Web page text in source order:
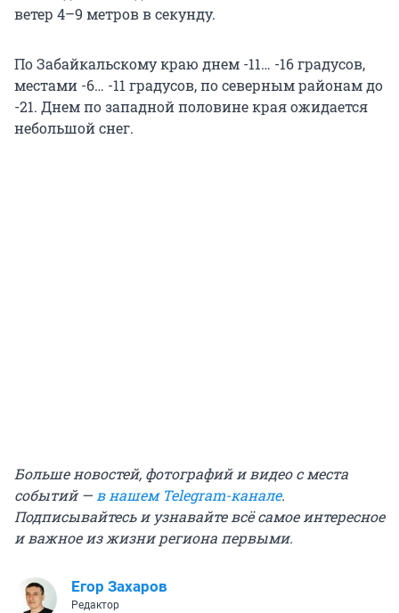
ветер 4–9 метров в секунду.
По Забайкальскому краю днем -11… -16 градусов,
местами -6… -11 градусов, по северным районам до
-21. Днем по западной половине края ожидается
небольшой снег.
Больше новостей, фотографий и видео с места
событий —в нашем Telegram-канале.
Подписывайтесь и узнавайте всё самое интересное
и важное из жизни региона первыми.
Егор Захаров
Редактор